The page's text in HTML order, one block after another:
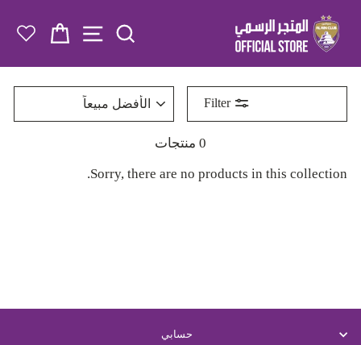
المحتوى
سلة
Filter
0 منتجات
Sorry, there are no products in this collection.
حسابي